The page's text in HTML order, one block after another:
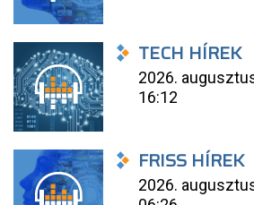
TECH HÍREK
2026.
16:12
FRISS HÍREK
2026.